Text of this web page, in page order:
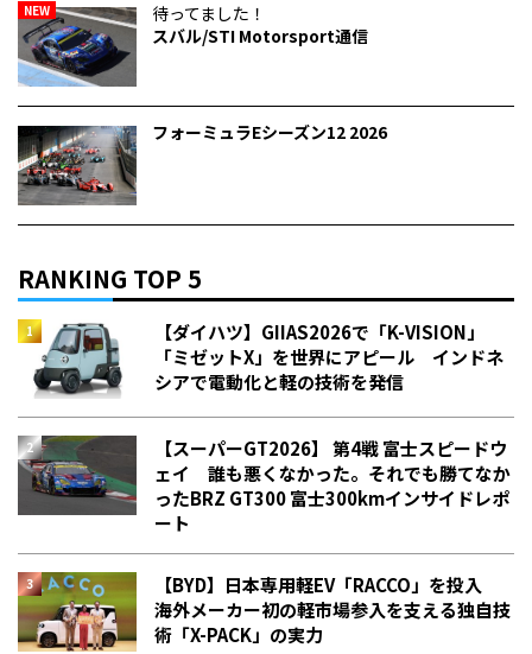
NEW
待ってました！
スバル/STI Motorsport通信
フォーミュラEシーズン12 2026
RANKING TOP 5
【ダイハツ】GIIAS2026で「K-VISION」
「ミゼットX」を世界にアピール インドネ
シアで電動化と軽の技術を発信
【スーパーGT2026】 第4戦 富士スピードウ
ェイ 誰も悪くなかった。それでも勝てなか
った――BRZ GT300 富士300kmインサイドレポ
ート
【BYD】日本専用軽EV「RACCO」を投入
海外メーカー初の軽市場参入を支える独自技
術「X-PACK」の実力